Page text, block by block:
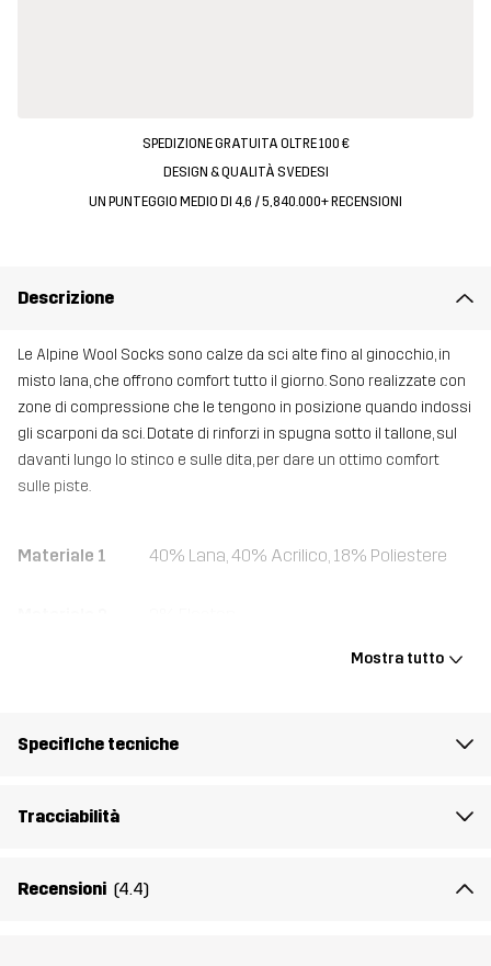
SPEDIZIONE GRATUITA OLTRE 100 €
DESIGN & QUALITÀ SVEDESI
UN PUNTEGGIO MEDIO DI 4,6 / 5, 840.000+ RECENSIONI
Descrizione
Le Alpine Wool Socks sono calze da sci alte fino al ginocchio, in
misto lana, che offrono comfort tutto il giorno. Sono realizzate con
zone di compressione che le tengono in posizione quando indossi
gli scarponi da sci. Dotate di rinforzi in spugna sotto il tallone, sul
davanti lungo lo stinco e sulle dita, per dare un ottimo comfort
sulle piste.
Materiale 1 40% Lana, 40% Acrilico, 18% Poliestere
Realizzato per
articolo
Mostra tutto
Specifiche tecniche
Tracciabilità
Recensioni (4.4)